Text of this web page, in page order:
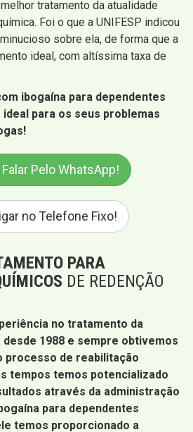
tratamento da atualidade
Foi o que a UNIFESP indicou
sobre ela, de forma que a
ideal, com altíssima taxa de
ibogaína para dependentes
para os seus problemas
Pelo WhatsApp!
no Telefone Fixo!
PARA
DE REDENÇÃO
no tratamento da
desde 1988 e sempre obtivemos
processo de reabilitação
tempos temos potencializado
através da administração
para dependentes
temos proporcionado a